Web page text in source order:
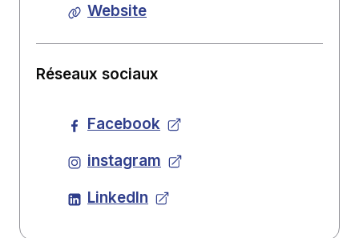
Website
Réseaux sociaux
Facebook
instagram
LinkedIn